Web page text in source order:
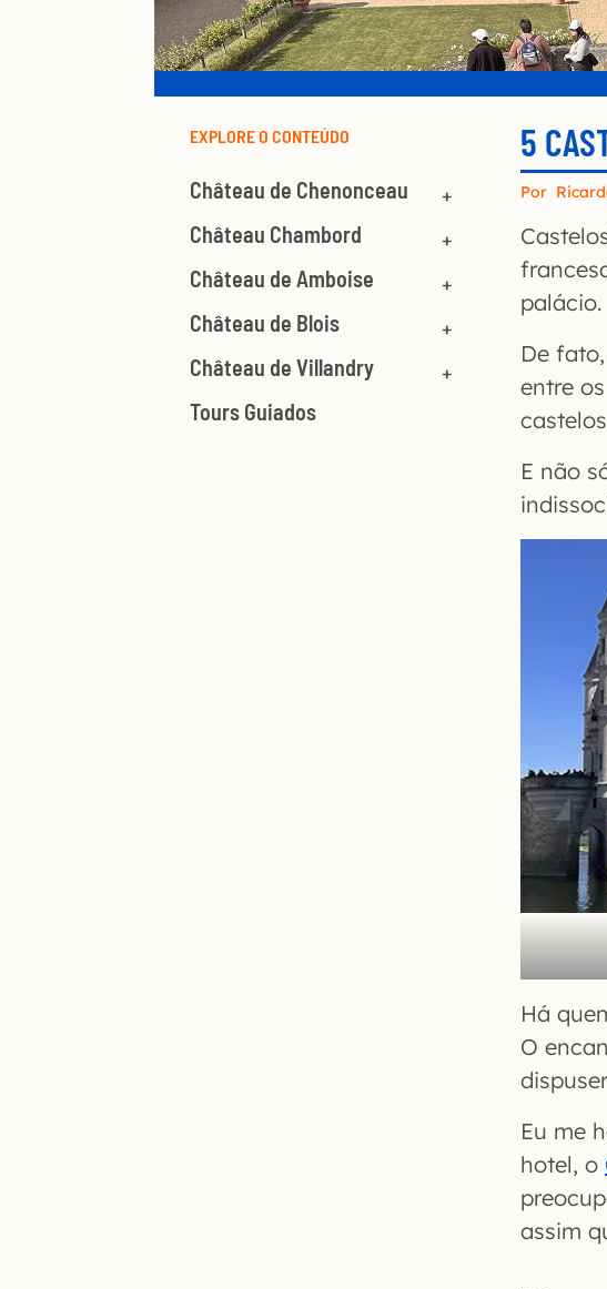
EXPLORE O CONTEÚDO
Château de Chenonceau
Château Chambord
Château de Amboise
Château de Blois
Château de Villandry
Tours Guiados
5
Por
palácio.
De
entre
E não
Há
O
Eu me
hotel, o
assim